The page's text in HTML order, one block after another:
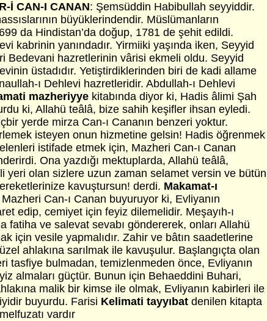
İ CAN-I CANAN: Şemsüddin Habibullah seyyiddir.
büyüklerindendir. Müslümanların
da Hindistan’da doğup, 1781 de şehit edildi.
kabrinin yanındadır. Yirmiiki yaşında iken, Seyyid
Bedevani hazretlerinin vârisi ekmeli oldu. Seyyid
üstadıdır. Yetiştirdiklerinden biri de kadi allame
ı Dehlevi hazretleridir. Abdullah-ı Dehlevi
mazheriyye kitabında diyor ki, Hadis âlimi Şah
ki, Allahü teâlâ, bize sahih keşifler ihsan eyledi.
yerde mirza Can-ı Cananın benzeri yoktur.
isteyen onun hizmetine gelsin! Hadis öğrenmek
istifade etmek için, Mazheri Can-ı Canan
Ona yazdığı mektuplarda, Allahü teâlâ,
yeri olan sizlere uzun zaman selamet versin ve bütün
kavuştursun! derdi. Makamat-ı
Can-ı Canan buyuruyor ki, Evliyanın
edip, cemiyet için feyiz dilemelidir. Meşayıh-ı
fatiha ve salevat sevabı göndererek, onları Allahü
için vesile yapmalıdır. Zahir ve bâtın saadetlerine
ahlakına sarılmak ile kavuşulur. Başlangıçta olan
tasfiye bulmadan, temizlenmeden önce, Evliyanın
almaları güçtür. Bunun için Behaeddini Buhari,
malik bir kimse ile olmak, Evliyanın kabirleri ile
buyurdu. Farisi Kelimati tayyıbat denilen kitapta
vardır